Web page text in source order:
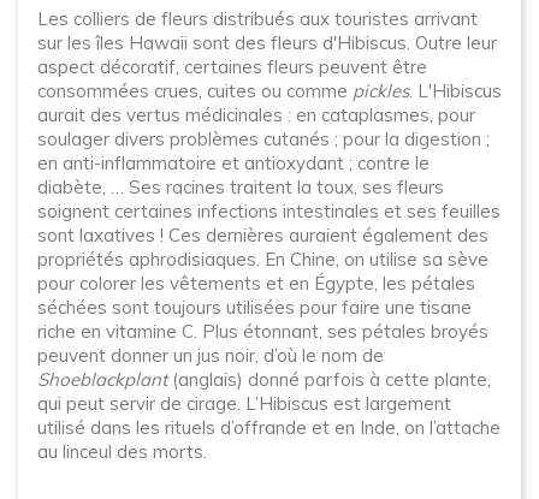
Les colliers de fleurs distribués aux touristes arrivant
sur les îles Hawaii sont des fleurs d'Hibiscus. Outre leur
aspect décoratif, certaines fleurs peuvent être
consommées crues, cuites ou comme pickles. L'Hibiscus
aurait des vertus médicinales : en cataplasmes, pour
soulager divers problèmes cutanés ; pour la digestion ;
en anti-inflammatoire et antioxydant ; contre le
diabète, … Ses racines traitent la toux, ses fleurs
soignent certaines infections intestinales et ses feuilles
sont laxatives ! Ces dernières auraient également des
propriétés aphrodisiaques. En Chine, on utilise sa sève
pour colorer les vêtements et en Égypte, les pétales
séchées sont toujours utilisées pour faire une tisane
riche en vitamine C. Plus étonnant, ses pétales broyés
peuvent donner un jus noir, d’où le nom de
Shoeblackplant(anglais) donné parfois à cette plante,
qui peut servir de cirage. L’Hibiscus est largement
utilisé dans les rituels d’offrande et en Inde, on l’attache
au linceul des morts.